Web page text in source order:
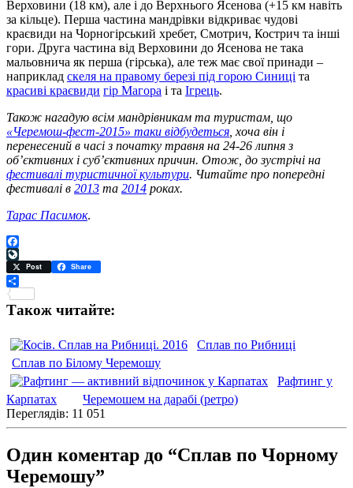
Верховини (18 км), але і до Верхнього Ясенова (+15 км навіть
за кільце). Перша частина мандрівки відкриває чудові
краєвиди на Чорногірський хребет, Смотрич, Кострич та інші
гори. Друга частина від Верховини до Ясенова не така
мальовнича як перша (гірська), але теж має свої принади –
наприклад скеля на правому березі під горою Синиці та
красиві краєвиди гір Магора і та Ігрець.
Також нагадую всім мандрівникам та туристам, що
«Черемош-фест-2015» таки відбудеться , хоча він і
перенесений в часі з початку травня на 24-26 липня з
об’єктивних і суб’єктивних причин. Отож, до зустрічі на
фестивалі туристичної культури. Читайте про попередні
фестивалі в 2013 та 2014 роках.
Тарас Пасимок.
Facebook
LiveJournal
Post Share
Також читайте:
Сплав по Рибниці
Сплав по Білому Черемошу
Рафтинг у
Карпатах
Черемошем на дарабі (ретро)
Переглядів: 11 051
Один коментар до “Сплав по Чорному
Черемошу”